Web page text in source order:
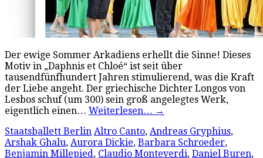
Der ewige Sommer Arkadiens erhellt die Sinne! Dieses
Motiv in „Daphnis et Chloé“ ist seit über
tausendfünfhundert Jahren stimulierend, was die Kraft
der Liebe angeht. Der griechische Dichter Longos von
Lesbos schuf (um 300) sein groß angelegtes Werk,
eigentlich einen… Weiterlesen… →
Staatsballett Berlin Altro Canto, Andreas Gryphius,
Arshak Ghalu, Aurora Dickie, Barbara Schroeder,
Benjamin Millepied, Claudio Monteverdi, Daniel Buren,